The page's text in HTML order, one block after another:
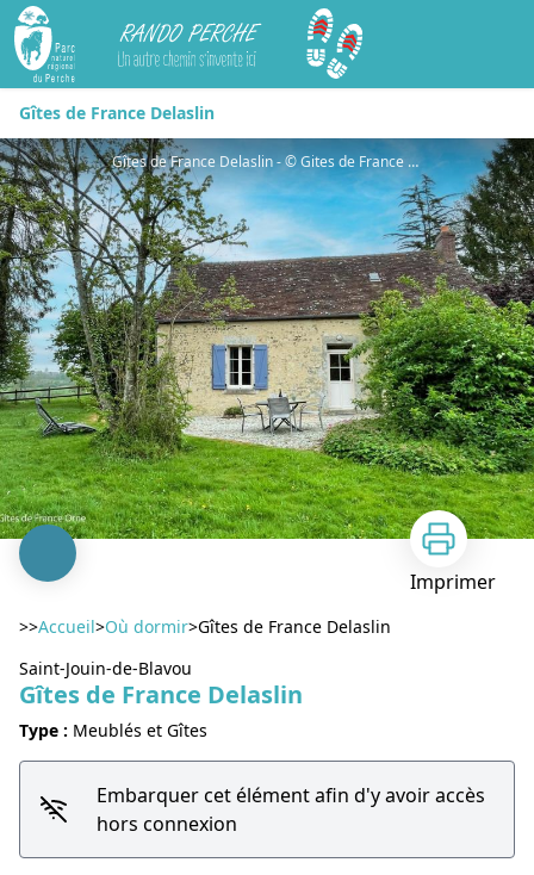
Rando Perche
Gîtes de France Delaslin
Gîtes de France Delaslin - © Gites de France Orne
Imprimer
>>Accueil>Où dormir>Gîtes de France Delaslin
Saint-Jouin-de-Blavou
Gîtes de France Delaslin
Type : Meublés et Gîtes
Embarquer cet élément afin d'y avoir accès
hors connexion